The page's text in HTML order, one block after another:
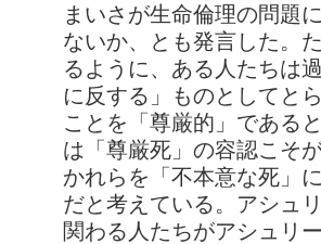
まいさが生命倫理の問題
ないか、とも発言した。
るように、ある人たちは
に反する」ものとしてと
ことを「尊厳的」である
は「尊厳死」の容認こそ
かれらを「不本意な死」
だと考えている。アシュ
関わる人たちがアシュリ